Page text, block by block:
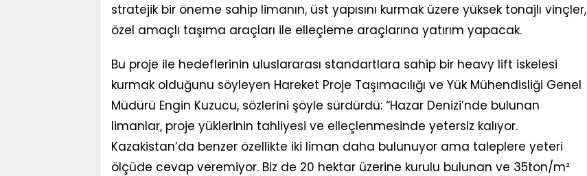
stratejik bir öneme sahip limanın, üst yapısını kurmak üzere yüksek tonajlı vinçler,
özel amaçlı taşıma araçları ile elleçleme araçlarına yatırım yapacak.
Bu proje ile hedeflerinin uluslararası standartlara sahip bir heavy lift iskelesi
kurmak olduğunu söyleyen Hareket Proje Taşımacılığı ve Yük Mühendisliği Genel
Müdürü Engin Kuzucu, sözlerini şöyle sürdürdü: “Hazar Denizi’nde bulunan
limanlar, proje yüklerinin tahliyesi ve elleçlenmesinde yetersiz kalıyor.
Kazakistan’da benzer özellikte iki liman daha bulunuyor ama taleplere yeteri
ölçüde cevap veremiyor. Biz de 20 hektar üzerine kurulu bulunan ve 35ton/m²